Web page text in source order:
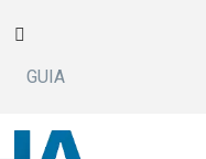
GUIA